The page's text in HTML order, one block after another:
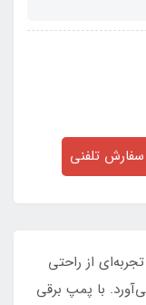
تلفنی
دو نفره بست وی کد 67464، تجربه‌ای از راحتی
با پمپ برقی